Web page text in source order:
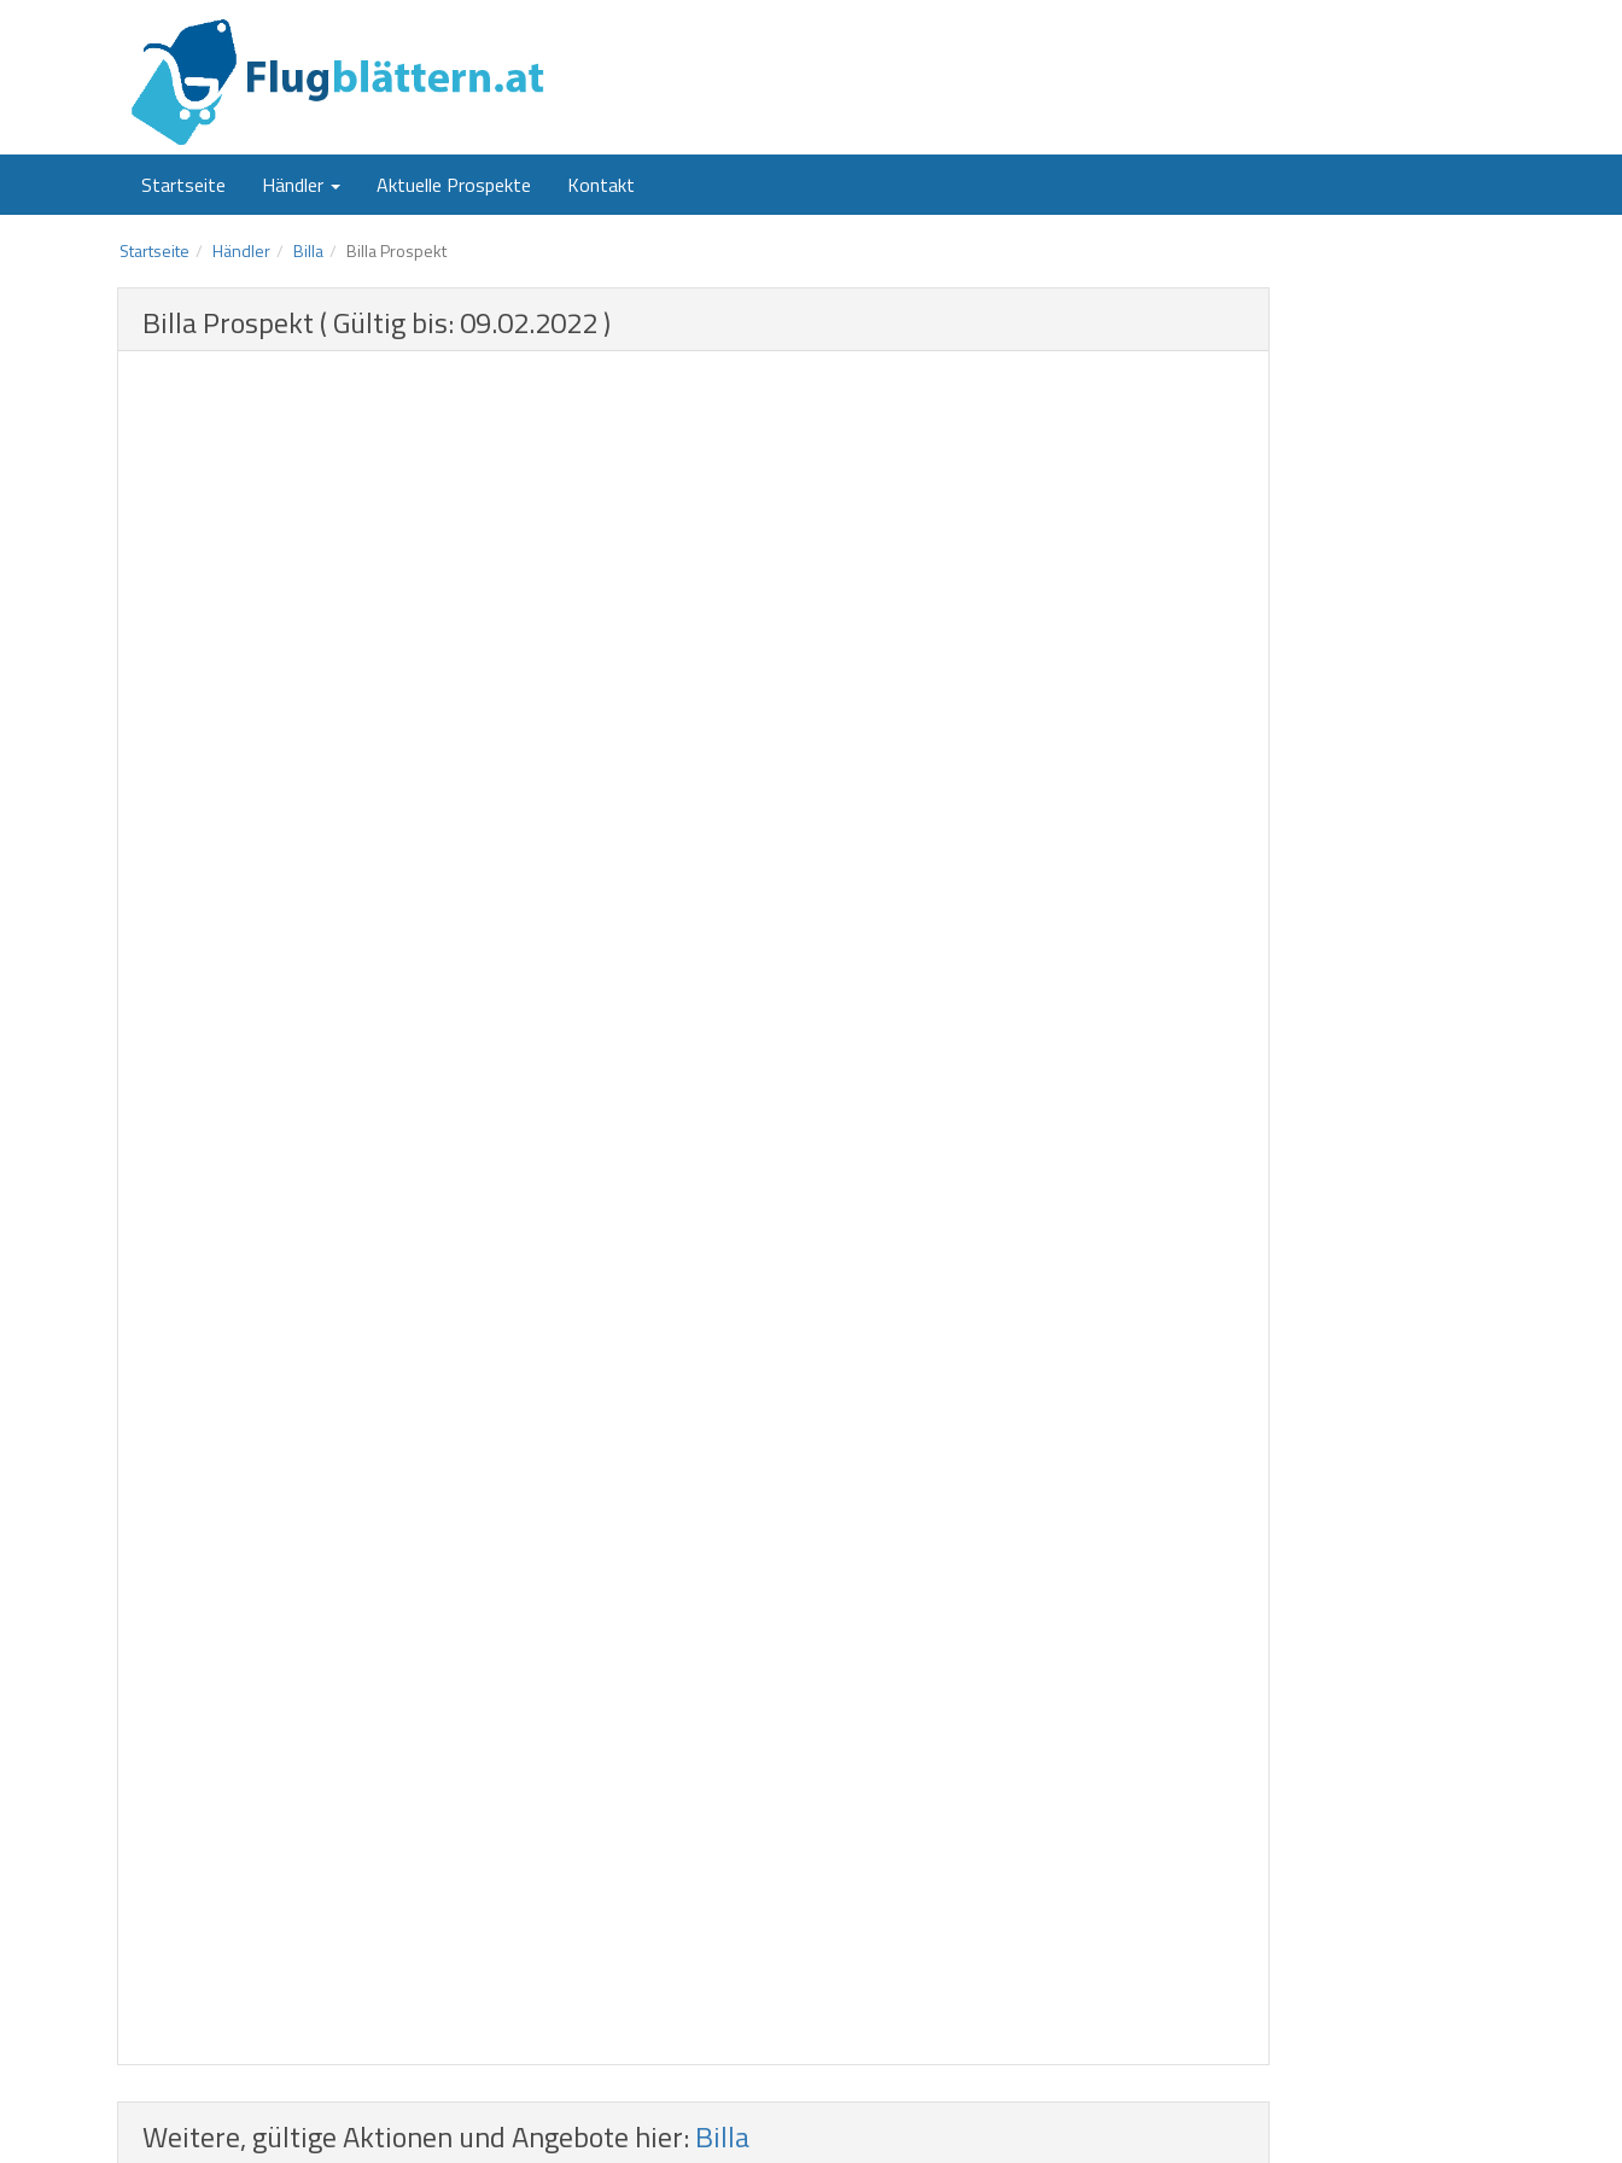
Startseite Händler Aktuelle Prospekte Kontakt
Startseite Händler Billa Billa Prospekt
Billa Prospekt ( Gültig bis: 09.02.2022 )
Weitere, gültige Aktionen und Angebote hier: Billa